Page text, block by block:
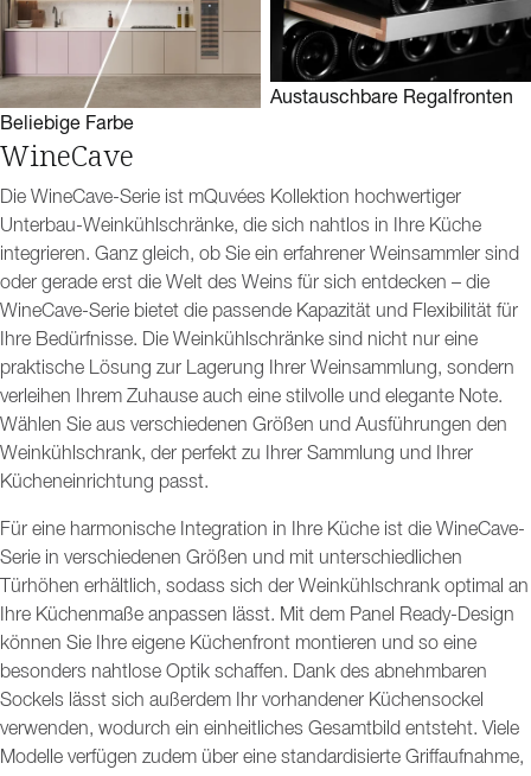
Beliebige Farbe
Austauschbare Regalfronten
WineCave
Die WineCave-Serie ist mQuvées Kollektion hochwertiger
Unterbau-Weinkühlschränke, die sich nahtlos in Ihre Küche
integrieren. Ganz gleich, ob Sie ein erfahrener Weinsammler sind
oder gerade erst die Welt des Weins für sich entdecken – die
WineCave-Serie bietet die passende Kapazität und Flexibilität für
Ihre Bedürfnisse. Die Weinkühlschränke sind nicht nur eine
praktische Lösung zur Lagerung Ihrer Weinsammlung, sondern
verleihen Ihrem Zuhause auch eine stilvolle und elegante Note.
Wählen Sie aus verschiedenen Größen und Ausführungen den
Weinkühlschrank, der perfekt zu Ihrer Sammlung und Ihrer
Kücheneinrichtung passt.
Für eine harmonische Integration in Ihre Küche ist die WineCave-
Serie in verschiedenen Größen und mit unterschiedlichen
Türhöhen erhältlich, sodass sich der Weinkühlschrank optimal an
Ihre Küchenmaße anpassen lässt. Mit dem Panel Ready-Design
können Sie Ihre eigene Küchenfront montieren und so eine
besonders nahtlose Optik schaffen. Dank des abnehmbaren
Sockels lässt sich außerdem Ihr vorhandener Küchensockel
verwenden, wodurch ein einheitliches Gesamtbild entsteht. Viele
Modelle verfügen zudem über eine standardisierte Griffaufnahme,